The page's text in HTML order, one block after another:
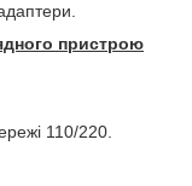
пристрою
110/220.